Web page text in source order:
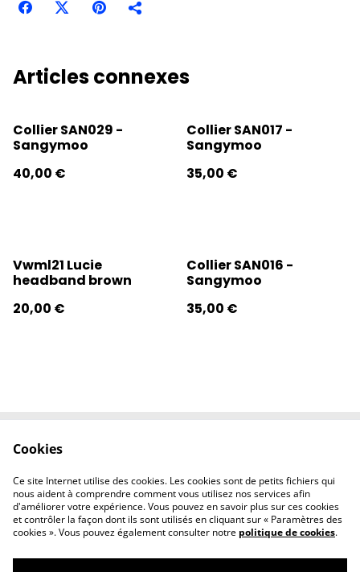
Articles connexes
Collier SAN029 -
Sangymoo
40,00 €
Collier SAN017 -
Sangymoo
35,00 €
Vwml21 Lucie
headband brown
20,00 €
Collier SAN016 -
Sangymoo
35,00 €
Contactez-nous
Politique de
confidentialité
Politique de
cookies
Cookies
Ce site Internet utilise des cookies. Les cookies sont de petits fichiers qui
nous aident à comprendre comment vous utilisez nos services afin
d'améliorer votre expérience. Vous pouvez en savoir plus sur ces cookies
et contrôler la façon dont ils sont utilisés en cliquant sur « Paramètres des
cookies ». Vous pouvez également consulter notre politique de cookies.